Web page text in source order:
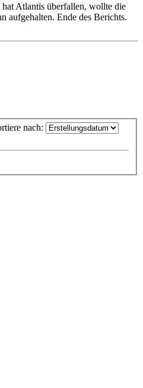
Atlantis überfallen, wollte die
aufgehalten. Ende des Berichts.
nach: